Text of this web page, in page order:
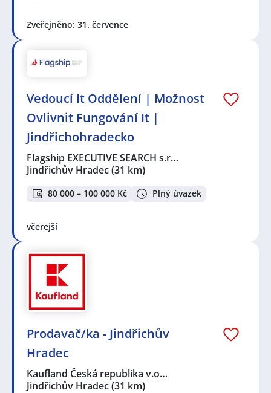
Zveřejněno: 31. července
Vedoucí It Oddělení | Možnost
Ovlivnit Fungování It |
Jindřichohradecko
Flagship EXECUTIVE SEARCH s.r…
Jindřichův Hradec(31 km)
80 000 – 100 000 Kč Plný úvazek
včerejší
Prodavač/ka - Jindřichův
Hradec
Kaufland Česká republika v.o…
Jindřichův Hradec(31 km)